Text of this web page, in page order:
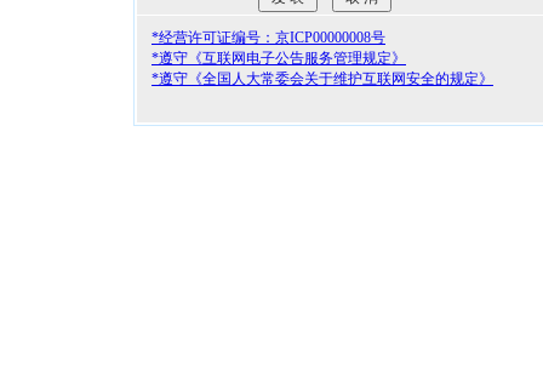
*经营许可证编号：京ICP00000008号
*遵守《互联网电子公告服务管理规定》
*遵守《全国人大常委会关于维护互联网安全的规定》